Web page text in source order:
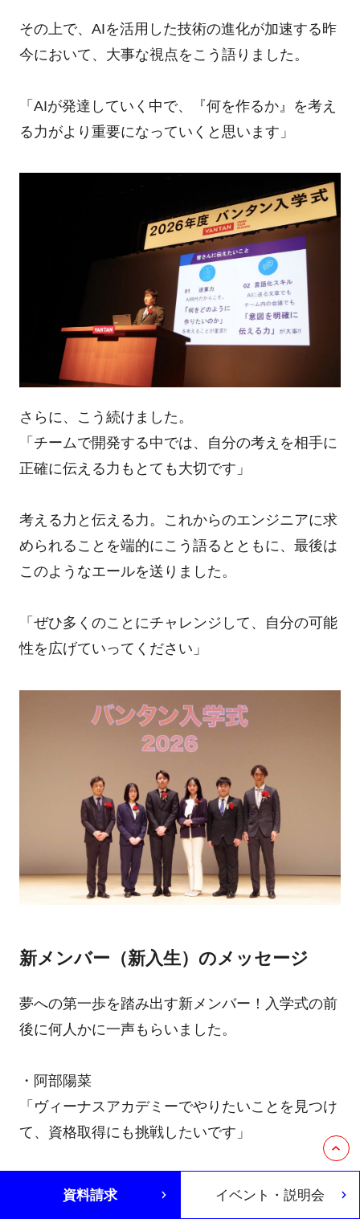
その上で、AIを活用した技術の進化が加速する昨
今において、大事な視点をこう語りました。
「AIが発達していく中で、『何を作るか』を考え
る力がより重要になっていくと思います」
さらに、こう続けました。
「チームで開発する中では、自分の考えを相手に
正確に伝える力もとても大切です」
考える力と伝える力。これからのエンジニアに求
められることを端的にこう語るとともに、最後は
このようなエールを送りました。
「ぜひ多くのことにチャレンジして、自分の可能
性を広げていってください」
新メンバー（新入生）のメッセージ
夢への第一歩を踏み出す新メンバー！入学式の前
後に何人かに一声もらいました。
・阿部陽菜
「ヴィーナスアカデミーでやりたいことを見つけ
て、資格取得にも挑戦したいです」
資料請求 イベント・説明会